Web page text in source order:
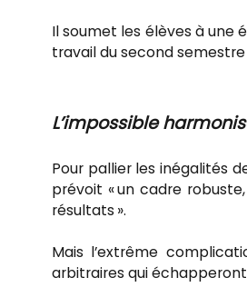
Il soumet les élèves à
travail du second
L’impossible
Pour pallier les inégalités
prévoit « un cadre
résultats ».
Mais l’extrême
arbitraires qui